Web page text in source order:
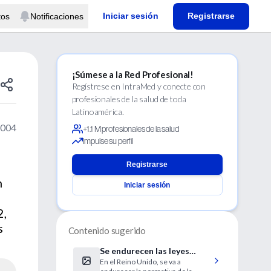
Notificaciones Iniciar sesión Registrarse
¡Súmese a la Red Profesional!
Regístrese en IntraMed y conecte con
profesionales de la salud de toda
Latinoamérica.
+1.1 M profesionales de la salud
Impulse su perfil
Registrarse
Iniciar sesión
Contenido sugerido
Se endurecen las leyes
sobre la fertilización in
En el Reino Unido, se va a